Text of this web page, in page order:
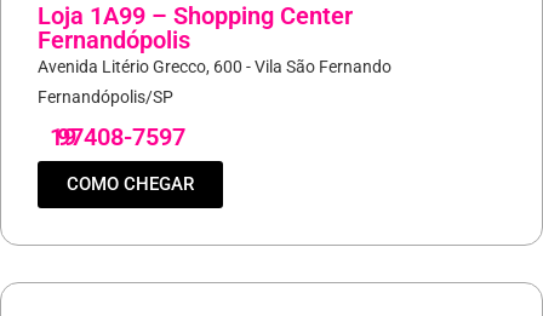
Loja 1A99 – Shopping Center
Fernandópolis
Avenida Litério Grecco, 600 - Vila São Fernando
Fernandópolis/SP
19
97408-7597
COMO CHEGAR